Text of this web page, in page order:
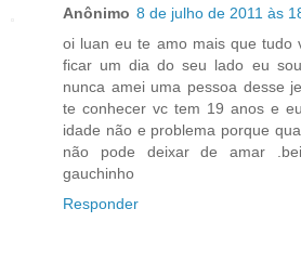
Anônimo 8 de julho de 2011 às
oi luan eu te amo mais que tudo
ficar um dia do seu lado eu
nunca amei uma pessoa desse
te conhecer vc tem 19 anos e
idade não e problema porque
não pode deixar de amar
gauchinho
Responder